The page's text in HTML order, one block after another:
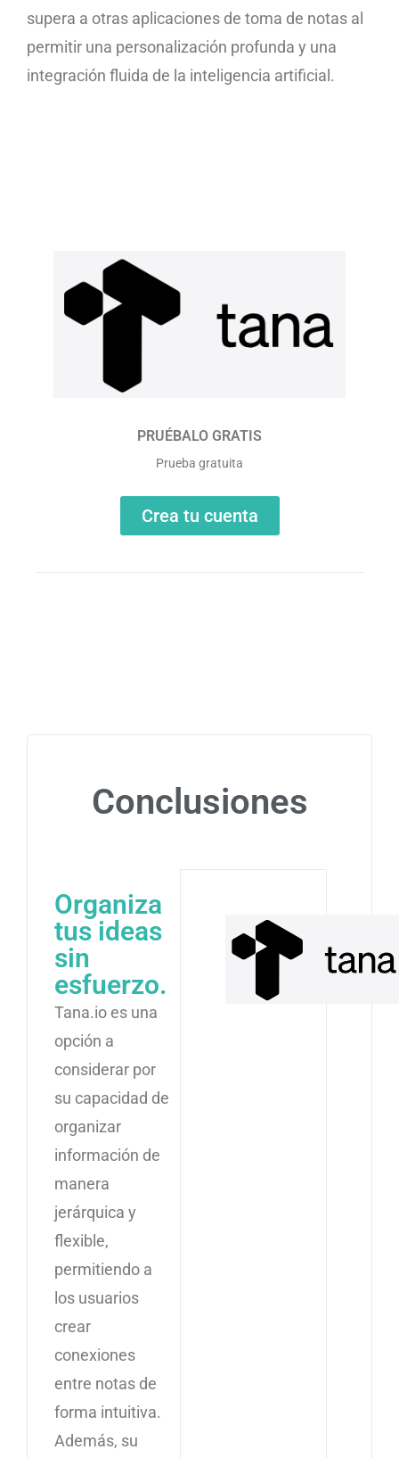
supera a otras aplicaciones de toma de notas al
permitir una personalización profunda y una
integración fluida de la inteligencia artificial.
PRUÉBALO GRATIS
Prueba gratuita
Crea tu cuenta
Conclusiones
Organiza
tus ideas
sin
esfuerzo.
Tana.io es una
opción a
considerar por
su capacidad de
organizar
información de
manera
jerárquica y
flexible,
permitiendo a
los usuarios
crear
conexiones
entre notas de
forma intuitiva.
Además, su